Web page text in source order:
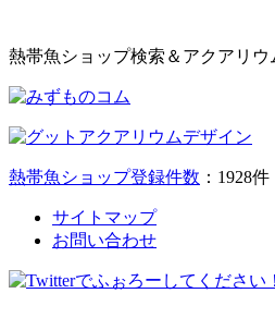
熱帯魚ショップ検索＆アクアリウ
熱帯魚ショップ登録件数 ： 1928件
サイトマップ
お問い合わせ